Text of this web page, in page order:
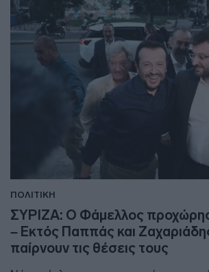
ΠΟΛΙΤΙΚΗ
ΣΥΡΙΖΑ: Ο Φάμελλος
– Εκτός Παππάς και
παίρνουν τις θέσεις τους